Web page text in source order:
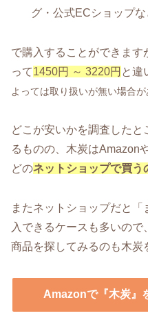
グ・公式ECショップな
で購入することができます
って1450円 ～ 3220円 と違
よっては取り扱いが無い場合が
どこが安いかを調査した
るものの、木炭はAmazon
どのネットショップで買う
またネットショップだと
入できるケースも多いの
商品を探してみるのも木炭
Amazonで『木炭』